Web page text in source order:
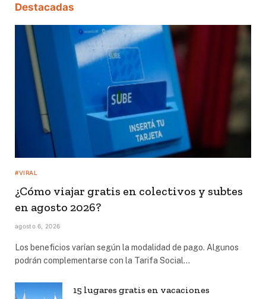
Destacadas
#VIRAL
¿Cómo viajar gratis en colectivos y subtes
en agosto 2026?
agosto 6, 2026
Los beneficios varían según la modalidad de pago. Algunos
podrán complementarse con la Tarifa Social…
15 lugares gratis en vacaciones